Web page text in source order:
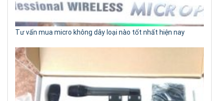
Tư vấn mua micro không dây loại nào tốt nhất hiện nay